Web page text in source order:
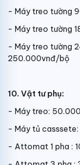
- Máy treo tường
- Máy treo tường
- Máy treo tường
250.000vnđ/bộ
10. Vật tư phụ:
- Máy treo:
- Máy tủ
- Attomat 1 pha :